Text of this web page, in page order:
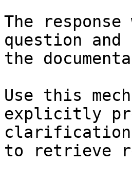
The
question
the
Use this
explicitly
clarification